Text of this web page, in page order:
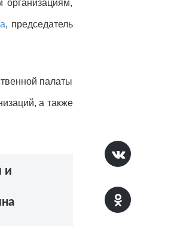
, председатель
палаты
а также
и